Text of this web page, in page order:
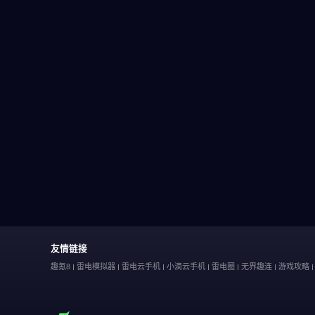
友情链接
趣氪8 雷电模拟器 雷电云手机 小滴云手机 雷电圈 无界趣连 游戏攻略